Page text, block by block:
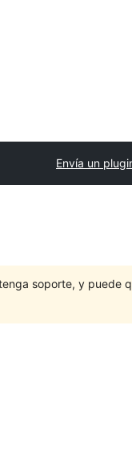
Envía un
soporte, y puede